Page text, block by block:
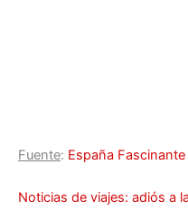
Fuente: España Fascinante
Noticias de viajes: adiós a